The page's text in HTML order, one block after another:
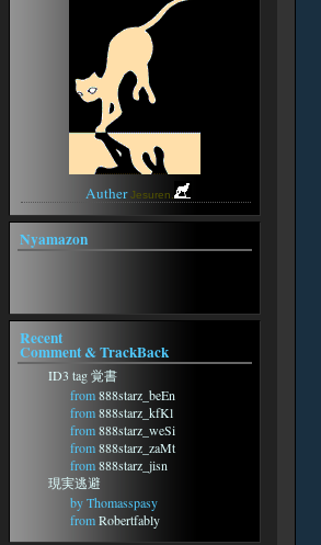
ジャコウネコの棲む森
ぼんやりweblog
ぼうやあんweblog
WindowsFAQ
駄歌詞屋本舗
午後のこ～だ
Anison Generation -アニソン ジェ
ネレーション-
アニソン★歌詞検索
AutherJesuren.
Nyamazon
Recent
Comment & TrackBack
ID3 tag 覚書
from888starz_beEn
from888starz_kfKl
from888starz_weSi
from888starz_zaMt
from888starz_jisn
現実逃避
by Thomasspasy
fromRobertfably